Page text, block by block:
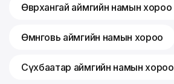
Өвөрхангай аймгийн намын хороо
Өмнөговь аймгийн намын хороо
Сүхбаатар аймгийн намын хороо